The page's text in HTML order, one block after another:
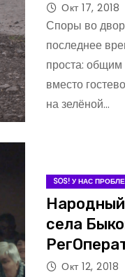
Окт 17, 2018
Споры во
последнее
проста:
вместо
на зелёной…
SOS! У НАС
села
Окт 12, 2018